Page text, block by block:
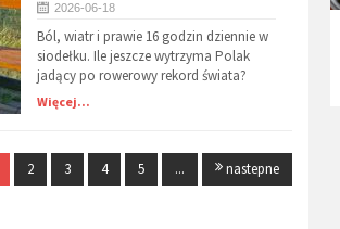
2026-06-18
Ból, wiatr i prawie 16 godzin dziennie w
siodełku. Ile jeszcze wytrzyma Polak
jadący po rowerowy rekord świata?
Więcej...
2 3 4 5 ... nastepne